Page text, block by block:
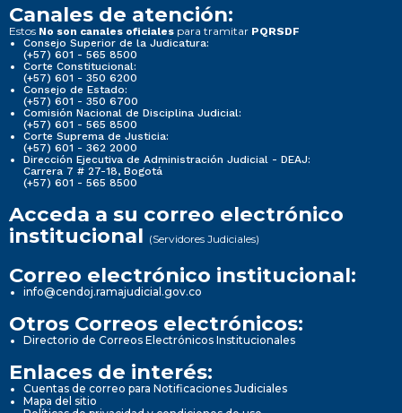
Canales de atención:
Estos No son canales oficiales para tramitar PQRSDF
Consejo Superior de la Judicatura:
(+57) 601 - 565 8500
Corte Constitucional:
(+57) 601 - 350 6200
Consejo de Estado:
(+57) 601 - 350 6700
Comisión Nacional de Disciplina Judicial:
(+57) 601 - 565 8500
Corte Suprema de Justicia:
(+57) 601 - 362 2000
Dirección Ejecutiva de Administración Judicial - DEAJ:
Carrera 7 # 27-18, Bogotá
(+57) 601 - 565 8500
Acceda a su correo electrónico
institucional (Servidores Judiciales)
Correo electrónico institucional:
info@cendoj.ramajudicial.gov.co
Otros Correos electrónicos:
Directorio de Correos Electrónicos Institucionales
Enlaces de interés:
Cuentas de correo para Notificaciones Judiciales
Mapa del sitio